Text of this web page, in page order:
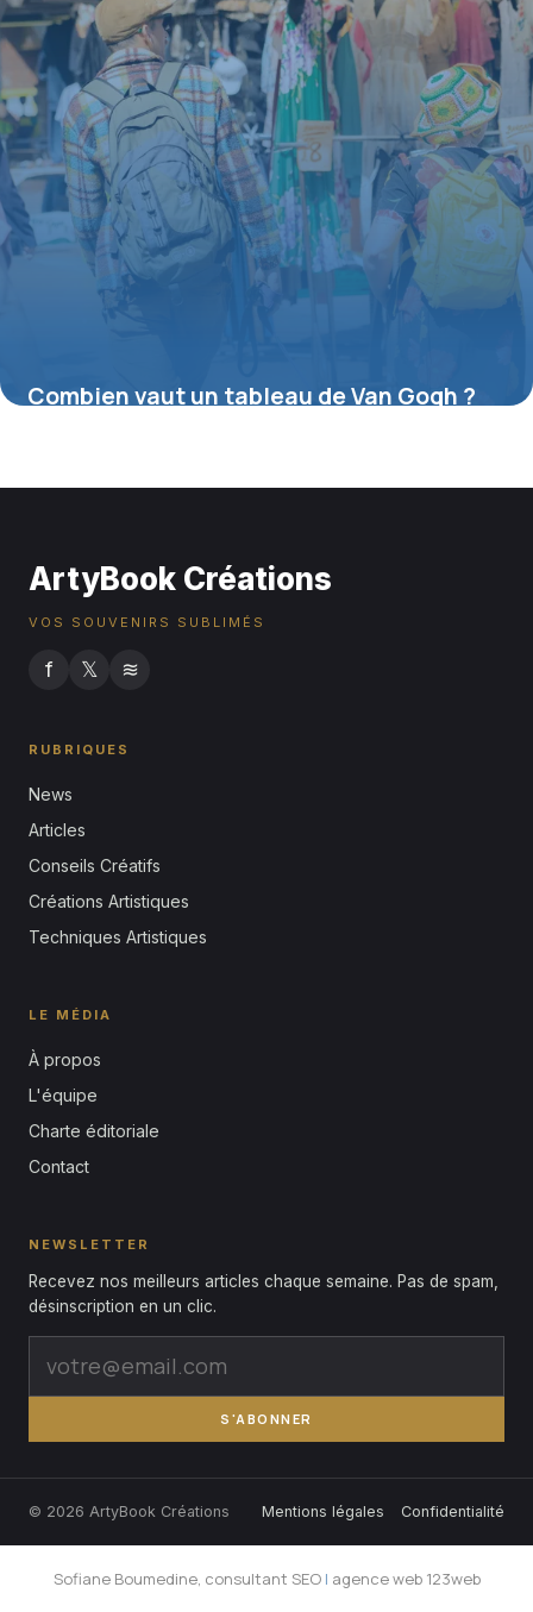
Combien vaut un tableau de Van Gogh ?
ArtyBook Créations
VOS SOUVENIRS SUBLIMÉS
f 𝕏 ≋
RUBRIQUES
News
Articles
Conseils Créatifs
Créations Artistiques
Techniques Artistiques
LE MÉDIA
À propos
L'équipe
Charte éditoriale
Contact
NEWSLETTER
Recevez nos meilleurs articles chaque semaine. Pas de spam,
désinscription en un clic.
S'ABONNER
© 2026 ArtyBook Créations Mentions légales Confidentialité
Sofiane Boumedine, consultant SEO| agence web 123web